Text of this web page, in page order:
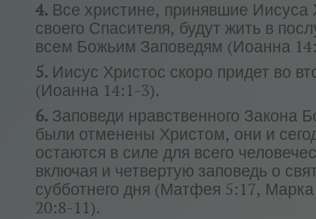
4. Все христине, принявшие Иисуса
своего Спасителя, будут жить в
всем Божьим Заповедям (Иоанна
5. Иисус Христос скоро придет во
(Иоанна 14:1-3).
6. Заповеди нравственного Закона
были отменены Христом, они и
остаются в силе для всего
включая и четвертую заповедь о
субботнего дня (Матфея 5:17,
20:8-11).